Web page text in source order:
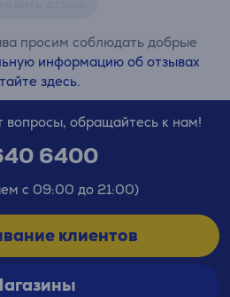
просим соблюдать добрые
информацию об отзывах
здесь.
вопросы, обращайтесь к нам!
6400
с 09:00 до 21:00)
клиентов